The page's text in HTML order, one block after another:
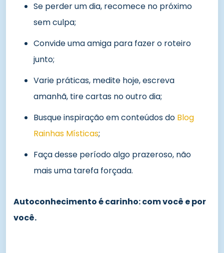
Se perder um dia, recomece no próximo
sem culpa;
Convide uma amiga para fazer o roteiro
junto;
Varie práticas, medite hoje, escreva
amanhã, tire cartas no outro dia;
Busque inspiração em conteúdos do Blog
Rainhas Místicas;
Faça desse período algo prazeroso, não
mais uma tarefa forçada.
Autoconhecimento é carinho: com você e por
você.